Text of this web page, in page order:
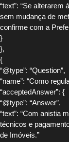
“text”: “Se
sem mudança de
confirme com a
}
},
{
“@type”: “Question”,
“name”: “Como
“acceptedAnswer”: {
“@type”: “Answer”,
“text”: “Com anistia
técnicos e
de Imóveis.”